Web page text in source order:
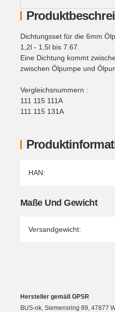
Produkteigenschaft
Wert
HAN:
Maße Und Gewicht
Versandgewicht:
Dichtungsset für die 6mm
1,2l - 1,5l bis 7.67.
Eine Dichtung kommt
zwischen Ölpumpe und
Vergleichsnummern :
111 115 111A
111 115 131A
Hersteller gemäß GPSR
BUS-ok, Siemensring 89, 47877